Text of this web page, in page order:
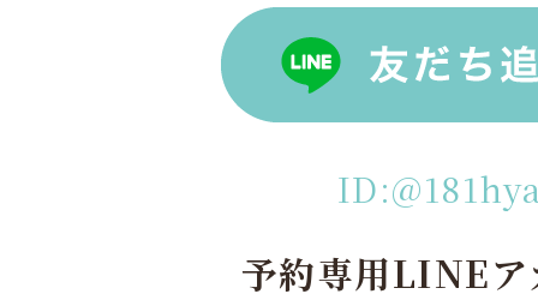
予約専用LINEア